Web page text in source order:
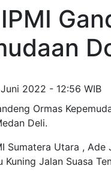
2022 - 12:56 WIB
Deli.
Sumatera Utara ,
Kuning Jalan Suasa